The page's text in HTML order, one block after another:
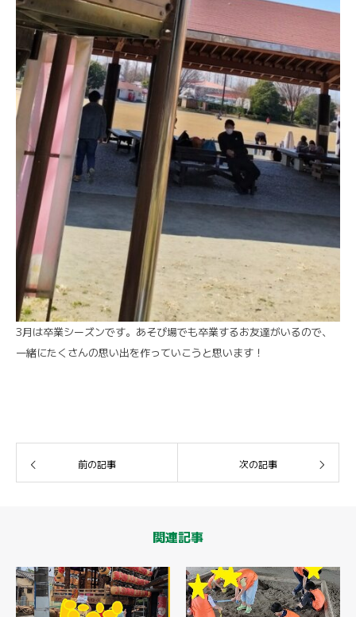
3月は卒業シーズンです。あそび場でも卒業するお友達がいるので、
一緒にたくさんの思い出を作っていこうと思います！
前の記事 次の記事
関連記事